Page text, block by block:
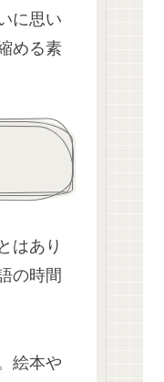
に思い
める素
はあり
の時間
絵本や